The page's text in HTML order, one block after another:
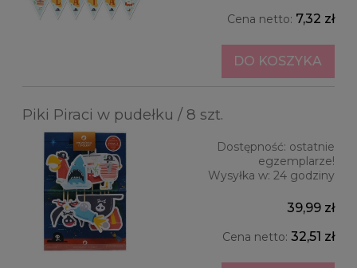
Cena netto: 7,32 zł
DO KOSZYKA
Piki Piraci w pudełku / 8 szt.
Dostępność: ostatnie
egzemplarze!
Wysyłka w: 24 godziny
39,99 zł
Cena netto: 32,51 zł